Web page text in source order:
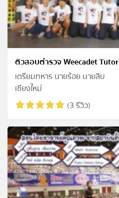
ติวสอบตำรวจ Weecadet Tutor
เตรียมทหาร นายร้อย นายสิบ
เชียงใหม่
(3 รีวิว)